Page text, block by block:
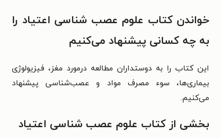
خواندن کتاب علوم عصب شناسی اعتیاد را
به چه کسانی پیشنهاد می‌کنیم
این کتاب را به دوستداران مطالعه درمورد مغز، فیزیولوژی
بیماری‌ها، سوء مصرف مواد و عصب‌شناسیپیشنهاد
می‌کنیم.
بخشی از کتاب علوم عصب شناسی اعتیاد